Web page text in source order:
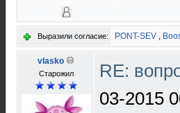
Выразили согласие: PONT-SEV ,
vlasko
Старожил
RE:
03-2015